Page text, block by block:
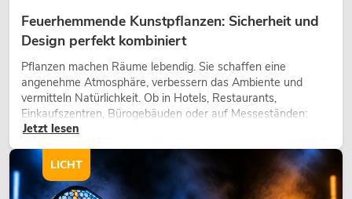
Feuerhemmende Kunstpflanzen: Sicherheit und
Design perfekt kombiniert
Pflanzen machen Räume lebendig. Sie schaffen eine
angenehme Atmosphäre, verbessern das Ambiente und
vermitteln Natürlichkeit. Ob in Hotels, Restaurants,
Einkaufszentren, Bürogebäuden oder auf Messeständen:
eine hochwertige Begrünung gehört heute längst zum
Jetzt lesen
LICHT